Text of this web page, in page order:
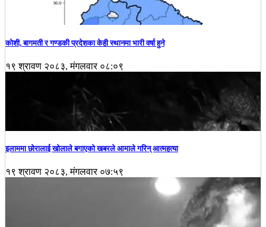
कोशी, बागमती र गण्डकी प्रदेशका केही स्थानमा भारी वर्षा हुने
१९ श्रावण २०८३, मंगलवार ०८:०९
इलाममा छोरालाई खोलाले बगाएकाे खबरले आमाले गरिन् आत्महत्या
१९ श्रावण २०८३, मंगलवार ०७:५९